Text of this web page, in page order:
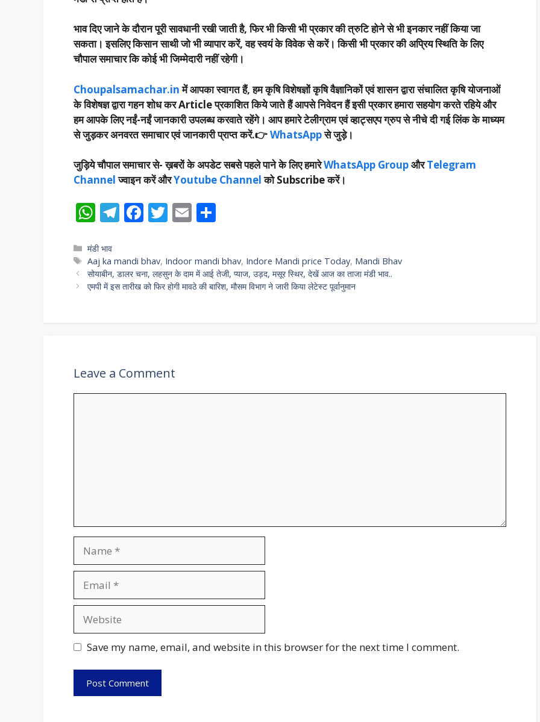
भाव दिए जाने के दौरान पूरी सावधानी रखी जाती है, फिर भी किसी भी प्रकार की त्रुटि होने से भी इनकार नहीं किया जा
सकता। इसलिए किसान साथी जो भी व्यापार करें, वह स्वयं के विवेक से करें। किसी भी प्रकार की अप्रिय स्थिति के लिए
चौपाल समाचार कि कोई भी जिम्मेदारी नहीं रहेगी।
Choupalsamachar.inमें आपका स्वागत हैं, हम कृषि विशेषज्ञों कृषि वैज्ञानिकों एवं शासन द्वारा संचालित कृषि योजनाओं
के विशेषज्ञ द्वारा गहन शोध कर Article प्रकाशित किये जाते हैं आपसे निवेदन हैं इसी प्रकार हमारा सहयोग करते रहिये और
हम आपके लिए नईं-नईं जानकारी उपलब्ध करवाते रहेंगे। आप हमारे टेलीग्राम एवं व्हाट्सएप ग्रुप से नीचे दी गई लिंक के माध्यम
से जुड़कर अनवरत समाचार एवं जानकारी प्राप्त करें.👉WhatsAppसे जुड़े।
जुड़िये चौपाल समाचार से-ख़बरों के अपडेट सबसे पहले पाने के लिए हमारेWhatsApp GroupऔरTelegram
Channelज्वाइन करें औरYoutube Channelको Subscribe करें।
W
at
s
A
T
gr
a
F
e
b
o
T
itt
er
E
l
ar
e
Categories
मंडी भाव
Tags
Aaj ka mandi bhav, Indoor mandi bhav, Indore Mandi price Today, Mandi Bhav
सोयाबीन, डालर चना, लहसुन के दाम में आई तेजी, प्याज, उड़द, मसूर स्थिर, देखें आज का ताजा मंडी भाव..
एमपी में इस तारीख को फिर होगी मावठे की बारिश, मौसम विभाग ने जारी किया लेटेस्ट पूर्वानुमान
Leave a Comment
Save my name, email, and website in this browser for the next time I comment.